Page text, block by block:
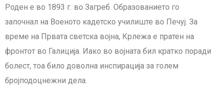
Роден е во 1893 г. во Загреб. Образованието го
започнал на Военото кадетско училиште во Печуј. За
време на Првата светска војна, Крлежа е пратен на
фронтот во Галиција. Иако во војната бил кратко поради
болест, тоа било доволна инспирација за голем
бројподоцнежни дела.